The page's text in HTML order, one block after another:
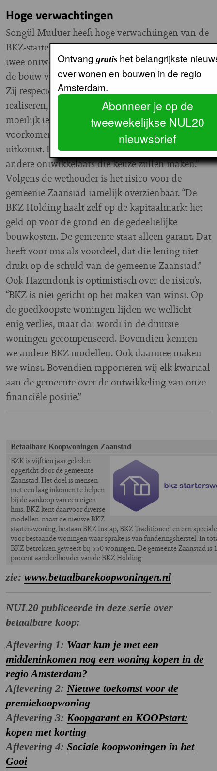
Hoge verwachtingen
Songül Mutluer heeft hoge verwachtingen van de
BKZ-starterswoning. “We zijn op dit moment met
twee ontwikkelaars afspraken aan het maken over
de bouw van in totaal 97 BKZ-starterswoningen.
Zij respecteren onze wens om sociale koop te
realiseren, maar vinden dat zelf financieel
moeilijk te realiseren. Ook willen ze speculatie
voorkomen. De BKZ-starterswoning biedt dan
uitkomst. Ik verwacht de komende tijd dat ook
andere ontwikkelaars die keuze zullen maken.”
Volgens de wethouder is het risico voor de
gemeente Zaanstad tamelijk overzienbaar. “De
BKZ Holding haalt zelf op de kapitaalmarkt het
geld op voor de grond en de gedeeltelijke
bouwkosten. De gemeente staat alleen garant. Dat
heeft voor ons als voordeel, dat die lening niet
drukt op de schuld van de gemeente Zaanstad.”
Ook Hazendonk is optimistisch over de risico’s.
“BKZ is niet gericht op het maken van winst. Op
de goedkoopste woningen lijden we wellicht
enig verlies, maar dat wordt in de duurste
woningen gecompenseerd. Bovendien kennen
we andere BKZ-modellen. Ook daarmee maken
we winst. Bovendien rapporteren wij elk kwartaal
aan de gemeente over de ontwikkeling van onze
financiële positie.”
Betaalbare Koopwoningen Zaanstad
BZK is vijftien jaar geleden
opgericht door de gemeente
Zaanstad. Het doel is mensen
met een laag inkomen te helpen
bij de aankoop van een eigen
huis. BKZ kent daarvoor diverse
modellen: naast de nieuwe BKZ
starterswoning, bestaan BKZ Instap, BKZ Traditioneel en een
voor bestaande woningen waar sprake is van funderingsherstel. In
BKZ betrokken geweest bij 550 woningen. De gemeente Zaanstad is
procent aandeelhouder van de BKZ Holding.
zie: www.betaalbarekoopwoningen.nl
NUL20 publiceerde in deze serie over
betaalbare koop:
Aflevering 1: Waar kun je met een
middeninkomen nog een woning kopen in de
regio Amsterdam?
Aflevering 2: Nieuwe toekomst voor de
premiekoopwoning
Aflevering 3: Koopgarant en KOOPstart:
kopen met korting
Aflevering 4: Sociale koopwoningen in het
Gooi
Ontvanggratis het belangrijkste
over wonen en bouwen in de regio
Amsterdam.
Abonneer je op de
tweewekelijkse NUL20
nieuwsbrief